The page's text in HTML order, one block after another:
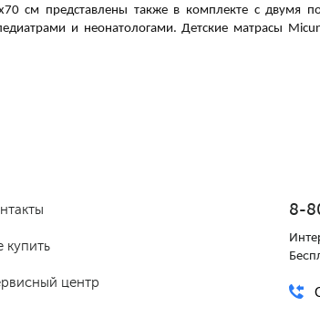
см представлены также в комплекте с двумя
и неонатологами. Детские матрасы
купить
центр
8-